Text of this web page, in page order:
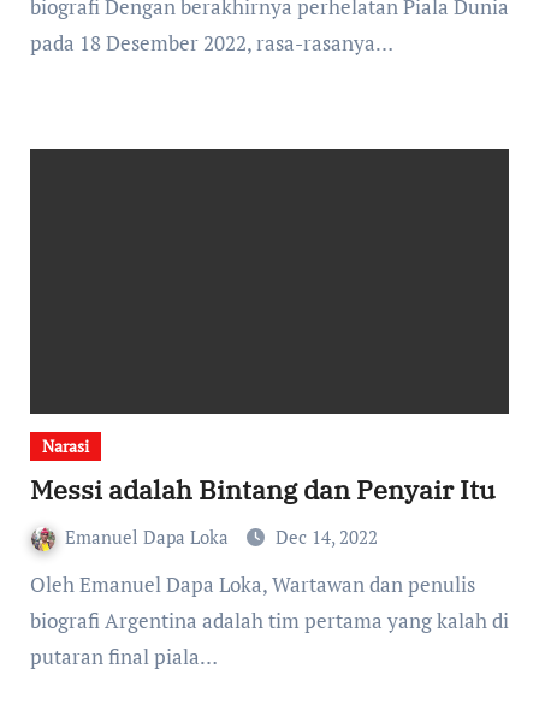
biografi Dengan berakhirnya perhelatan Piala Dunia
pada 18 Desember 2022, rasa-rasanya…
Narasi
Messi adalah Bintang dan Penyair Itu
Emanuel Dapa Loka Dec 14, 2022
Oleh Emanuel Dapa Loka, Wartawan dan penulis
biografi Argentina adalah tim pertama yang kalah di
putaran final piala…